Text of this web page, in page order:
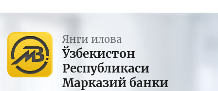
Янги илова
Ўзбекистон
Республикаси
Марказий банки